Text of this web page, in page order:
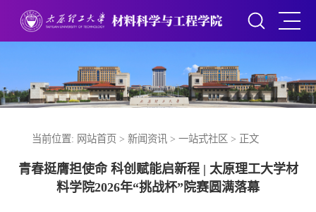
当前位置: 网站首页 > 新闻资讯> 一站式社区 > 正文
青春挺膺担使命 科创赋能启新程 | 太原理工大学材
料学院2026年“挑战杯”院赛圆满落幕